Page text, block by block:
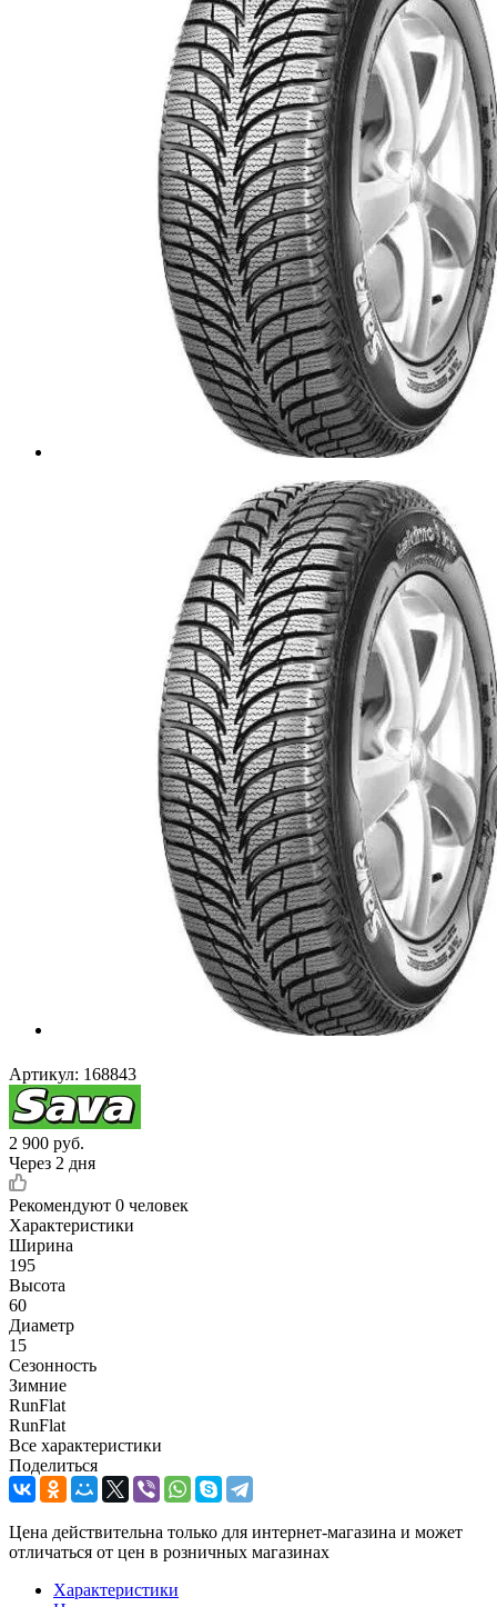
Артикул: 168843
2 900 руб.
Через 2 дня
Рекомендуют 0 человек
Характеристики
Ширина
195
Высота
60
Диаметр
15
Сезонность
Зимние
RunFlat
RunFlat
Все характеристики
Поделиться
Цена действительна только для интернет-магазина и может
отличаться от цен в розничных магазинах
Характеристики